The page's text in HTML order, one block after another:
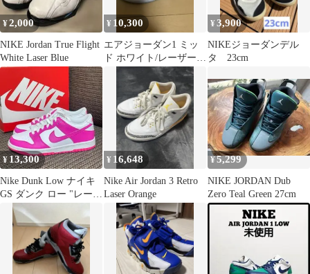
¥2,000
NIKE Jordan True Flight
White Laser Blue
¥ 10,300
エアジョーダン1 ミッ
ド ホワイト/レーザーブ
¥3,900
NIKEジョーダンデル
タ 23cm
¥13,300
Nike Dunk Low ナイキ
GS ダンク ロー "レーザ
ーフューシャ"
¥ 16,648
Nike Air Jordan 3 Retro
Laser Orange
¥5,299
NIKE JORDAN Dub
Zero Teal Green 27cm